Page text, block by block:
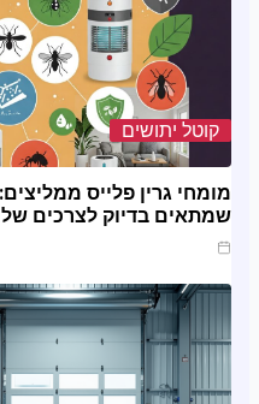
קוטל יתושים
מומחי גרין פלייס ממליצים:
שמתאים בדיוק לצרכים של
מרץ 20, 2025